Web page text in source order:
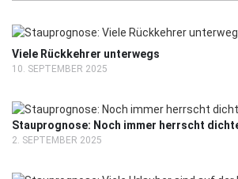
Viele Rückkehrer unterwegs
10. SEPTEMBER 2025
Stauprognose: Noch immer herrscht
2. SEPTEMBER 2025